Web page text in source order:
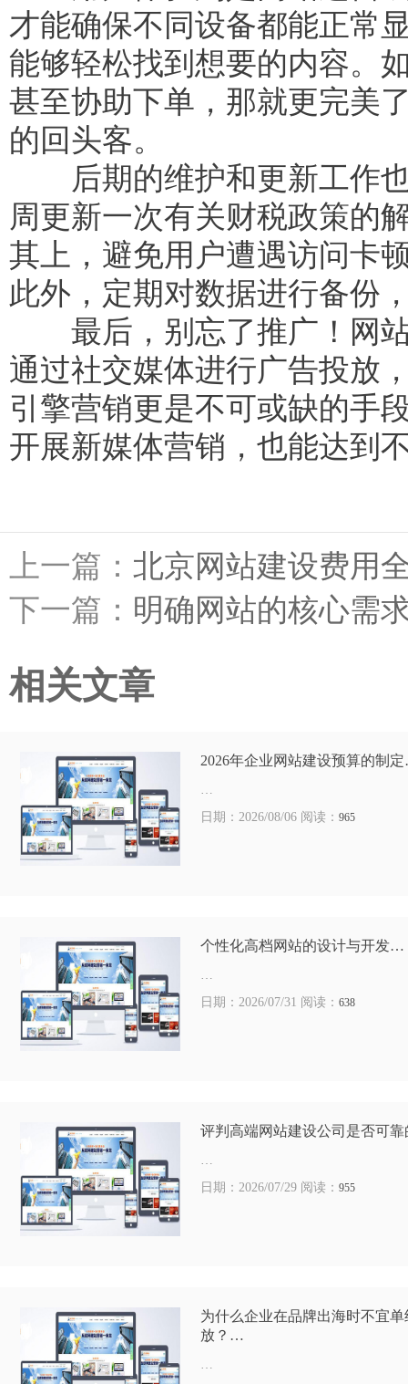
才能确保不同设备都能正常
能够轻松找到想要的内容。
甚至协助下单，那就更完美
的回头客。
后期的维护和更新工作也
周更新一次有关财税政策的
其上，避免用户遭遇访问卡
此外，定期对数据进行备份
最后，别忘了推广！网站
通过社交媒体进行广告投放
引擎营销更是不可或缺的手
开展新媒体营销，也能达到
上一篇： 北京网站建设费用
下一篇： 明确网站的核心需
相关文章
2026年企业网站建设预算的制
…
日期：2026/08/06 阅读： 965
个性化高档网站的设计与开发…
…
日期：2026/07/31 阅读： 638
评判高端网站建设公司是否可
…
日期：2026/07/29 阅读： 955
为什么企业在品牌出海时不宜
放？…
…